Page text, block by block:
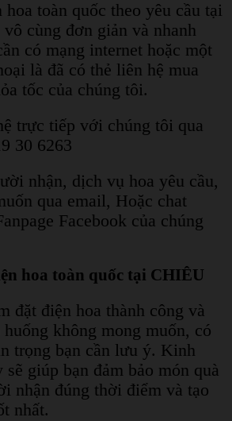
hoa toàn quốc theo yêu cầu tại
cùng đơn giản và nhanh
có mạng internet hoặc một
là đã có thẻ liên hệ mua
tốc của chúng tôi.
trực tiếp với chúng tôi qua
30 6263
nhận, dịch vụ hoa yêu cầu,
qua email, Hoặc chat
Facebook của chúng
hoa toàn quốc tại CHIÊU
đặt điện hoa thành công và
không mong muốn, có
trọng bạn cần lưu ý. Kinh
giúp bạn đảm bảo món quà
nhận đúng thời điểm và tạo
nhất.